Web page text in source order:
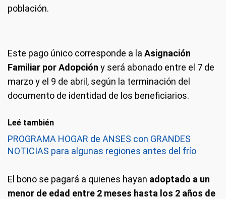
población.
Este pago único corresponde a la Asignación
Familiar por Adopción y será abonado entre el 7 de
marzo y el 9 de abril, según la terminación del
documento de identidad de los beneficiarios.
Leé también
PROGRAMA HOGAR de ANSES con GRANDES
NOTICIAS para algunas regiones antes del frío
El bono se pagará a quienes hayan adoptado a un
menor de edad entre 2 meses hasta los 2 años de